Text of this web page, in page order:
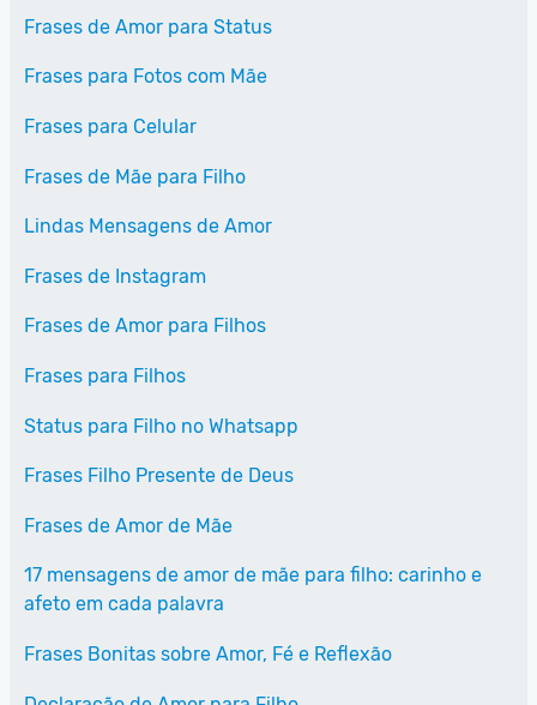
Frases de Amor para Status
Frases para Fotos com Mãe
Frases para Celular
Frases de Mãe para Filho
Lindas Mensagens de Amor
Frases de Instagram
Frases de Amor para Filhos
Frases para Filhos
Status para Filho no Whatsapp
Frases Filho Presente de Deus
Frases de Amor de Mãe
17 mensagens de amor de mãe para filho: carinho e
afeto em cada palavra
Frases Bonitas sobre Amor, Fé e Reflexão